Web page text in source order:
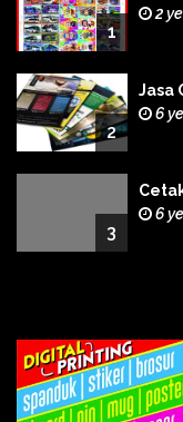
1
2
2
Jasa
6
3
6